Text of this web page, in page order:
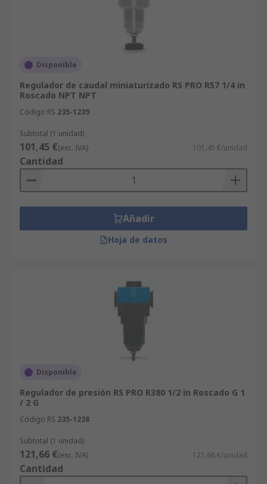
Disponible
Regulador de caudal miniaturizado RS PRO R57 1/4 in
Roscado NPT NPT
Código RS 235-1239
Subtotal (1 unidad)
101,45 €(exc. IVA) 101,45 €/unidad
Cantidad
Añadir
Hoja de datos
Disponible
Regulador de presión RS PRO R380 1/2 in Roscado G 1
/ 2 G
Código RS 235-1238
Subtotal (1 unidad)
121,66 €(exc. IVA) 121,66 €/unidad
Cantidad